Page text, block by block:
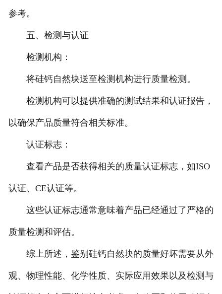
参考。
五、检测与认证
检测机构：
将硅钙自然块送至检测机构进行质量检测。
检测机构可以提供准确的测试结果和认证报告，
以确保产品质量符合相关标准。
认证标志：
查看产品是否获得相关的质量认证标志，如ISO
认证、CE认证等。
这些认证标志通常意味着产品已经通过了严格的
质量检测和评估。
综上所述，鉴别硅钙自然块的质量好坏需要从外
观、物理性能、化学性质、实际应用效果以及检测与